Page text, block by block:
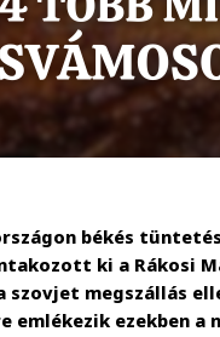
békés
ki a Rákosi
megszállás
emlékezik ezekben a